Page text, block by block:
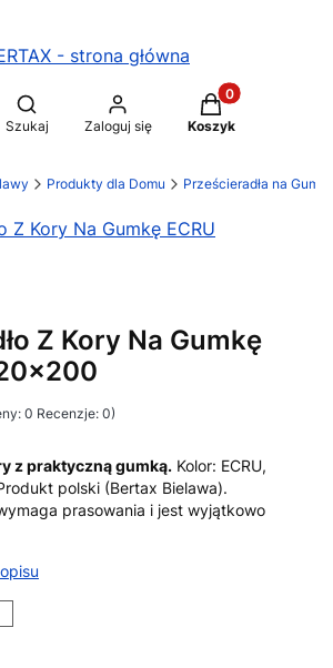
Otwórz wyszukiwarkę
Szukaj Zaloguj się
Produkty w
Koszyk
Produkty dla Domu Prześcieradła na
Z Kory Na Gumkę
0 Recenzje: 0)
z praktyczną gumką. Kolor: ECRU,
polski (Bertax Bielawa).
prasowania i jest wyjątkowo